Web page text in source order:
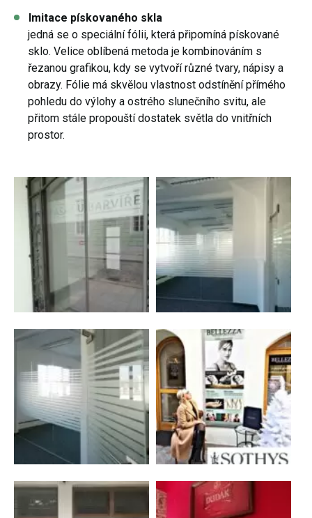
Imitace pískovaného skla
jedná se o speciální fólii, která připomíná pískované
sklo. Velice oblíbená metoda je kombinováním s
řezanou grafikou, kdy se vytvoří různé tvary, nápisy a
obrazy. Fólie má skvělou vlastnost odstínění přímého
pohledu do výlohy a ostrého slunečního svitu, ale
přitom stále propouští dostatek světla do vnitřních
prostor.